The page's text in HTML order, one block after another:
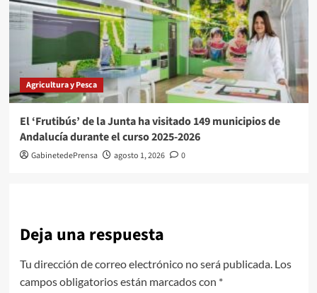
Agricultura y Pesca
El ‘Frutibús’ de la Junta ha visitado 149 municipios de
Andalucía durante el curso 2025-2026
GabinetedePrensa agosto 1, 2026 0
Deja una respuesta
Tu dirección de correo electrónico no será publicada. Los
campos obligatorios están marcados con *